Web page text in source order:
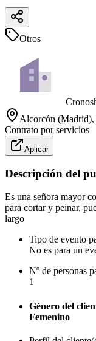
Otros
Alcorcón (Madrid)
Contrato por servicios
Aplicar
Descripción del
Es una señora mayor
para cortar y peinar,
largo
Tipo de evento
No es para un
Nº de personas
1
Género del
Femenino